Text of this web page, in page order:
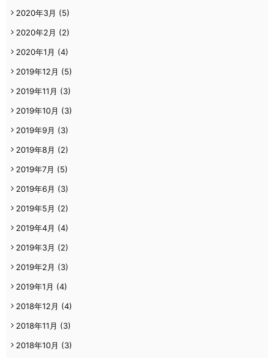
2020年3月 (5)
2020年2月 (2)
2020年1月 (4)
2019年12月 (5)
2019年11月 (3)
2019年10月 (3)
2019年9月 (3)
2019年8月 (2)
2019年7月 (5)
2019年6月 (3)
2019年5月 (2)
2019年4月 (4)
2019年3月 (2)
2019年2月 (3)
2019年1月 (4)
2018年12月 (4)
2018年11月 (3)
2018年10月 (3)